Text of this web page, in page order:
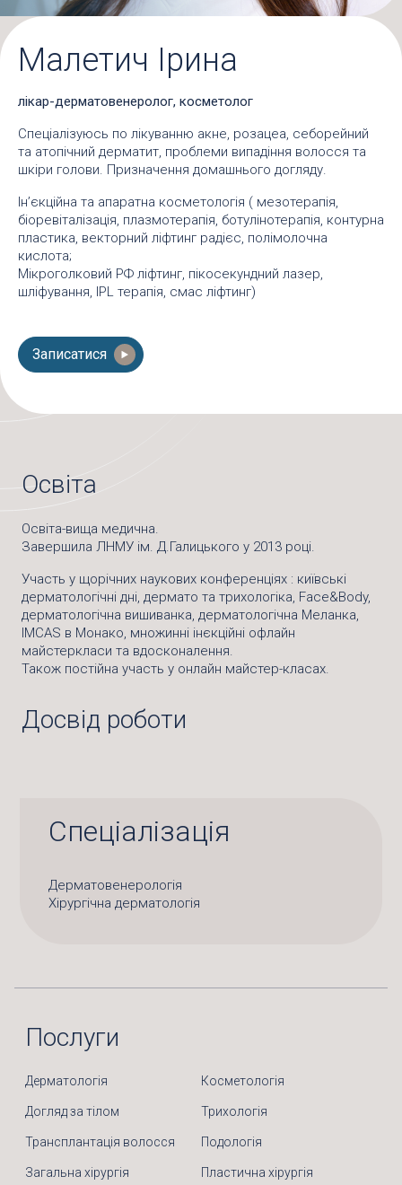
Малетич Ірина
лікар-дерматовенеролог, косметолог
Спеціалізуюсь по лікуванню акне, розацеа, себорейний
та атопічний дерматит, проблеми випадіння волосся та
шкіри голови. Призначення домашнього догляду.
Інʼєкційна та апаратна косметологія ( мезотерапія,
біоревіталізація, плазмотерапія, ботулінотерапія, контурна
пластика, векторний ліфтинг радієс, полімолочна
кислота;
Мікроголковий РФ ліфтинг, пікосекундний лазер,
шліфування, IPL терапія, смас ліфтинг)
Записатися
Освіта
Освіта-вища медична.
Завершила ЛНМУ ім. Д.Галицького у 2013 році.
Участь у щорічних наукових конференціях : київські
дерматологічні дні, дермато та трихологіка, Face&Body,
дерматологічна вишиванка, дерматологічна Меланка,
IMCAS в Монако, множинні інєкційні офлайн
майстеркласи та вдосконалення.
Також постійна участь у онлайн майстер-класах.
Досвід роботи
Спеціалізація
Дерматовенерологія
Хірургічна дерматологія
Послуги
Дерматологія Косметологія
Догляд за тілом Трихологія
Трансплантація волосся Подологія
Загальна хірургія Пластична хірургія